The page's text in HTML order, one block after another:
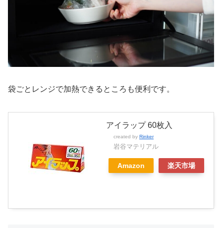
袋ごとレンジで加熱できるところも便利です。
アイラップ 60枚入
created by Rinker
岩谷マテリアル
Amazon 楽天市場